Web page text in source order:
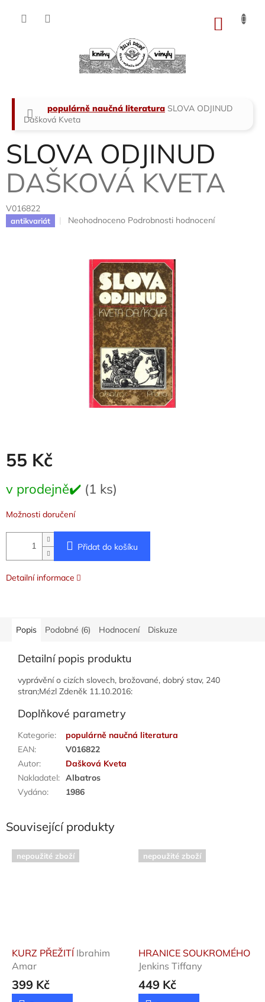
Domů
populárně naučná literatura SLOVA ODJINUD
Dašková Kveta
SLOVA ODJINUD
DAŠKOVÁ KVETA
V016822
antikvariát
Průměrné
hvězdiček.
Neohodnoceno Podrobnosti hodnocení
55 Kč
cena:
v prodejně✔️ (1 ks)
Možnosti doručení
Přidat do košíku
Detailní informace
Popis Podobné (6) Hodnocení Diskuze
Detailní popis produktu
vyprávění o cizích slovech, brožované, dobrý stav, 240
stran;Mézl Zdeněk 11.10.2016:
Doplňkové parametry
Kategorie:
populárně naučná literatura
EAN:
V016822
Autor:
Dašková Kveta
Nakladatel: Albatros
Vydáno: 1986
Související produkty
nepoužité zboží
KURZ PŘEŽITÍ Ibrahim
Amar
399 Kč
nepoužité zboží
HRANICE SOUKROMÉHO
Jenkins Tiffany
449 Kč